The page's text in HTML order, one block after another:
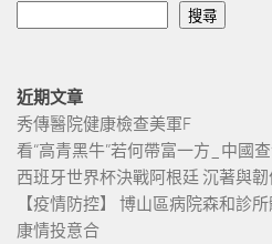
搜尋
近期文章
秀傳醫院健康檢查美軍F
看“高青黑牛”若何帶富一方_中國
西班牙世界杯決戰阿根廷 沉著與
【疫情防控】 博山區病院森和診
康情投意合